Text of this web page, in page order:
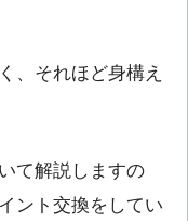
、それほど身構え
て解説しますの
ント交換をしてい